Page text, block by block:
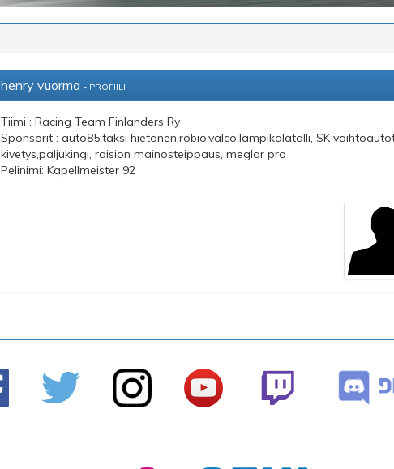
henry vuorma - PROFIILI
Tiimi : Racing Team Finlanders Ry
Sponsorit : auto85,taksi hietanen,robio,valco,lampikalatalli, SK
kivetys,paljukingi, raision mainosteippaus, meglar pro
Pelinimi: Kapellmeister 92